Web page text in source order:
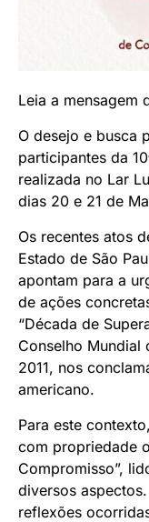
Leia a mensagem
O desejo e busca
participantes da
realizada no Lar
dias 20 e 21 de
Os recentes atos
Estado de São
apontam para a
de ações
“Década de
Conselho Mundial
2011, nos
americano.
Para este
com propriedade
Compromisso”,
diversos
reflexões